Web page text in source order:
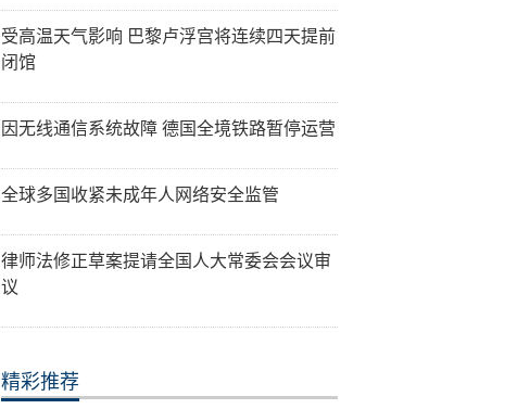
受高温天气影响 巴黎卢浮宫将连续四天提前
闭馆
因无线通信系统故障 德国全境铁路暂停运营
全球多国收紧未成年人网络安全监管
律师法修正草案提请全国人大常委会会议审
议
精彩推荐